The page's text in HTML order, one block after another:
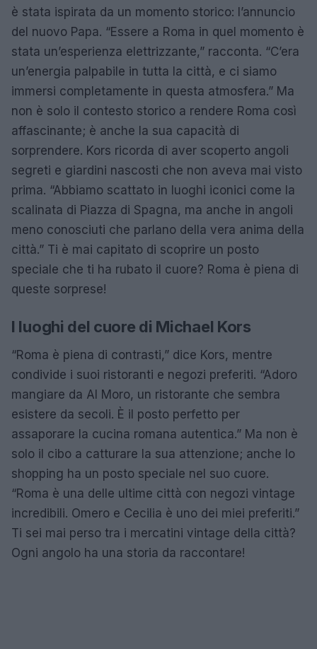
è stata ispirata da un momento storico: l’annuncio
del nuovo Papa. “Essere a Roma in quel momento è
stata un’esperienza elettrizzante,” racconta. “C’era
un’energia palpabile in tutta la città, e ci siamo
immersi completamente in questa atmosfera.” Ma
non è solo il contesto storico a rendere Roma così
affascinante; è anche la sua capacità di
sorprendere. Kors ricorda di aver scoperto angoli
segreti e giardini nascosti che non aveva mai visto
prima. “Abbiamo scattato in luoghi iconici come la
scalinata di Piazza di Spagna, ma anche in angoli
meno conosciuti che parlano della vera anima della
città.” Ti è mai capitato di scoprire un posto
speciale che ti ha rubato il cuore? Roma è piena di
queste sorprese!
I luoghi del cuore di Michael Kors
“Roma è piena di contrasti,” dice Kors, mentre
condivide i suoi ristoranti e negozi preferiti. “Adoro
mangiare da Al Moro, un ristorante che sembra
esistere da secoli. È il posto perfetto per
assaporare la cucina romana autentica.” Ma non è
solo il cibo a catturare la sua attenzione; anche lo
shopping ha un posto speciale nel suo cuore.
“Roma è una delle ultime città con negozi vintage
incredibili. Omero e Cecilia è uno dei miei preferiti.”
Ti sei mai perso tra i mercatini vintage della città?
Ogni angolo ha una storia da raccontare!